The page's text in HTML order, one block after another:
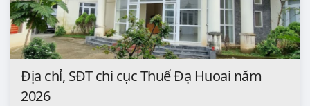
Địa chỉ, SĐT chi cục Thuế Đạ Huoai năm
2026